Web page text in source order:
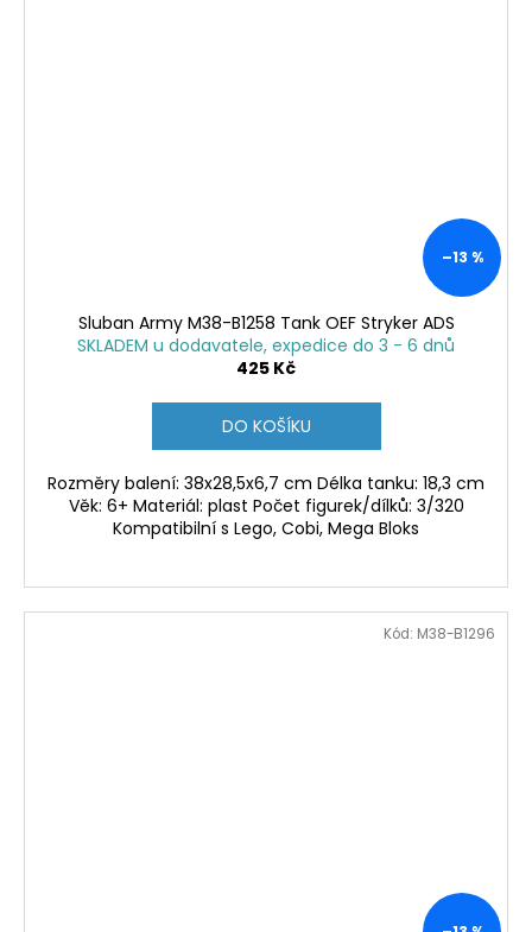
–13 %
Sluban Army M38-B1258 Tank OEF Stryker ADS
SKLADEM u dodavatele, expedice do 3 - 6 dnů
425 Kč
DO KOŠÍKU
Rozměry balení: 38x28,5x6,7 cm Délka tanku: 18,3 cm
Věk: 6+ Materiál: plast Počet figurek/dílků: 3/320
Kompatibilní s Lego, Cobi, Mega Bloks
Kód: M38-B1296